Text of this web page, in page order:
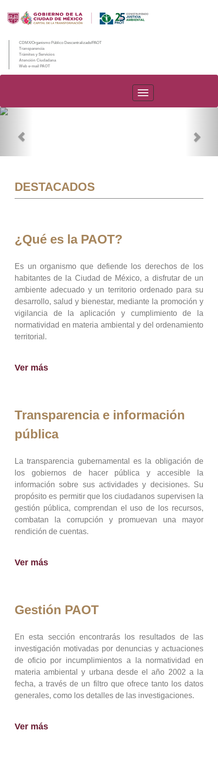
CDMX/Organismo Público Descentralizado/PAOT
Transparencia
Trámites y Servicios
Atención Ciudadana
Web e-mail PAOT
PAOT
DESTACADOS
¿Qué es la PAOT?
Es un organismo que defiende los derechos de los
habitantes de la Ciudad de México, a disfrutar de un
ambiente adecuado y un territorio ordenado para su
desarrollo, salud y bienestar, mediante la promoción y
vigilancia de la aplicación y cumplimiento de la
normatividad en materia ambiental y del ordenamiento
territorial.
Ver más
Transparencia e información
pública
La transparencia gubernamental es la obligación de
los gobiernos de hacer pública y accesible la
información sobre sus actividades y decisiones. Su
propósito es permitir que los ciudadanos supervisen la
gestión pública, comprendan el uso de los recursos,
combatan la corrupción y promuevan una mayor
rendición de cuentas.
Ver más
Gestión PAOT
En esta sección encontrarás los resultados de las
investigación motivadas por denuncias y actuaciones
de oficio por incumplimientos a la normatividad en
materia ambiental y urbana desde el año 2002 a la
fecha, a través de un filtro que ofrece tanto los datos
generales, como los detalles de las investigaciones.
Ver más